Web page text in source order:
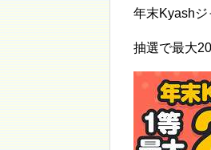
年末Kyashジ
抽選で最大